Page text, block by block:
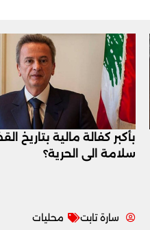
بأكبر كفالة مالية بتاريخ
سلامة الى الحرية؟
سارة تابت محليات